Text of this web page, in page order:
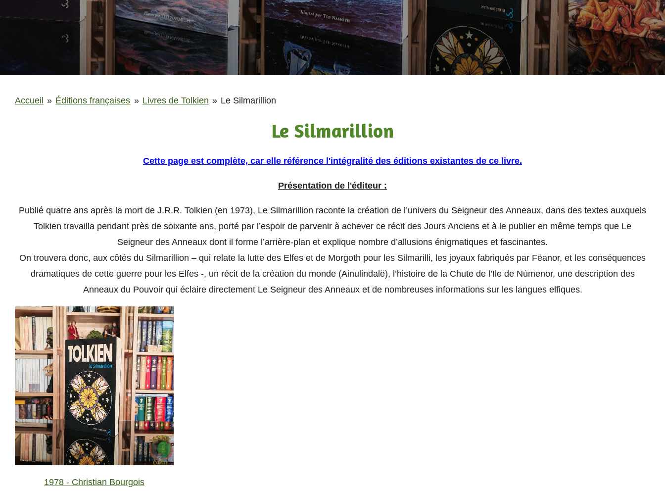
Accueil » Éditions françaises » Livres de Tolkien » Le Silmarillion
Le Silmarillion
Cette page est complète, car elle référence l'intégralité des éditions existantes de ce livre.
Présentation de l'éditeur :
Publié quatre ans après la mort de J.R.R. Tolkien (en 1973), Le Silmarillion raconte la création de l’univers du Seigneur des Anneaux, dans des textes auxquels
Tolkien travailla pendant près de soixante ans, porté par l’espoir de parvenir à achever ce récit des Jours Anciens et à le publier en même temps que Le
Seigneur des Anneaux dont il forme l’arrière-plan et explique nombre d’allusions énigmatiques et fascinantes.
On trouvera donc, aux côtés du Silmarillion – qui relate la lutte des Elfes et de Morgoth pour les Silmarilli, les joyaux fabriqués par Fëanor, et les conséquences
dramatiques de cette guerre pour les Elfes -, un récit de la création du monde (Ainulindalë), l’histoire de la Chute de l’Ile de Númenor, une description des
Anneaux du Pouvoir qui éclaire directement Le Seigneur des Anneaux et de nombreuses informations sur les langues elfiques.
1978 - Christian Bourgois